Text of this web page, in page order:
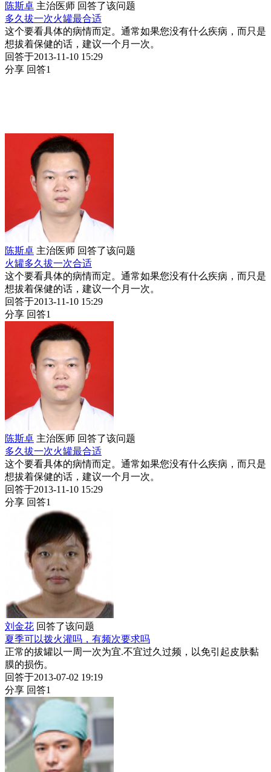
陈斯卓 主治医师 回答了该问题
多久拔一次火罐最合适
这个要看具体的病情而定。通常如果您没有什么疾病，而只是
想拔着保健的话，建议一个月一次。
回答于2013-11-10 15:29
分享 回答1
陈斯卓 主治医师 回答了该问题
火罐多久拔一次合适
这个要看具体的病情而定。通常如果您没有什么疾病，而只是
想拔着保健的话，建议一个月一次。
回答于2013-11-10 15:29
分享 回答1
陈斯卓 主治医师 回答了该问题
多久拔一次火罐最合适
这个要看具体的病情而定。通常如果您没有什么疾病，而只是
想拔着保健的话，建议一个月一次。
回答于2013-11-10 15:29
分享 回答1
刘金花 回答了该问题
夏季可以拨火灌吗，有频次要求吗
正常的拔罐以一周一次为宜.不宜过久过频，以免引起皮肤黏
膜的损伤。
回答于2013-07-02 19:19
分享 回答1